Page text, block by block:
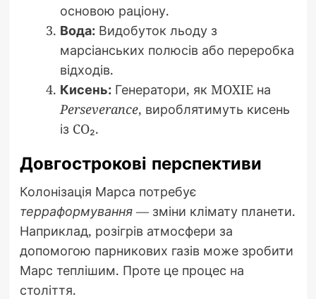
основою раціону.
Вода:Видобуток льоду з
марсіанських полюсів або переробка
відходів.
Кисень:Генератори, як MOXIE на
Perseverance, вироблятимуть кисень
із CO₂.
Довгострокові перспективи
Колонізація Марса потребує
терраформування— зміни клімату планети.
Наприклад, розігрів атмосфери за
допомогою парникових газів може зробити
Марс теплішим. Проте це процес на
століття.